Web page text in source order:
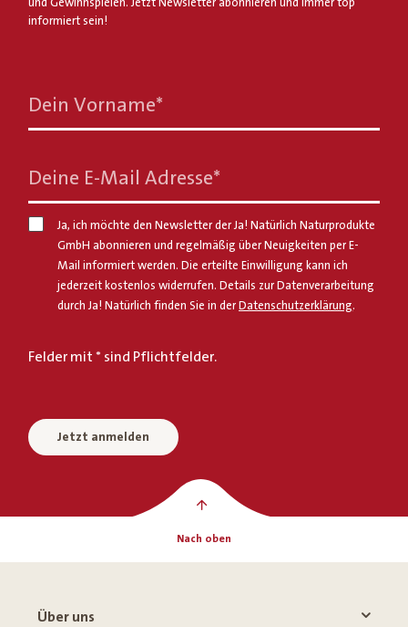
und Gewinnspielen. Jetzt Newsletter abonnieren und immer top
informiert sein!
Dein Vorname*
Deine E-Mail Adresse*
Ja, ich möchte den Newsletter der Ja! Natürlich Naturprodukte
GmbH abonnieren und regelmäßig über Neuigkeiten per E-
Mail informiert werden. Die erteilte Einwilligung kann ich
jederzeit kostenlos widerrufen. Details zur Datenverarbeitung
durch Ja! Natürlich finden Sie in der Datenschutzerklärung.
Felder mit * sind Pflichtfelder.
Jetzt anmelden
Nach oben
Über uns